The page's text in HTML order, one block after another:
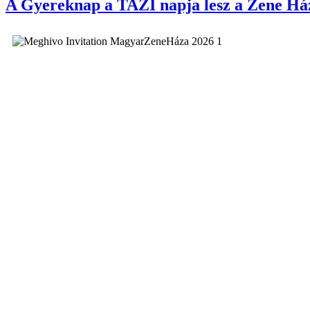
A Gyereknap a TAZI napja lesz a Zene